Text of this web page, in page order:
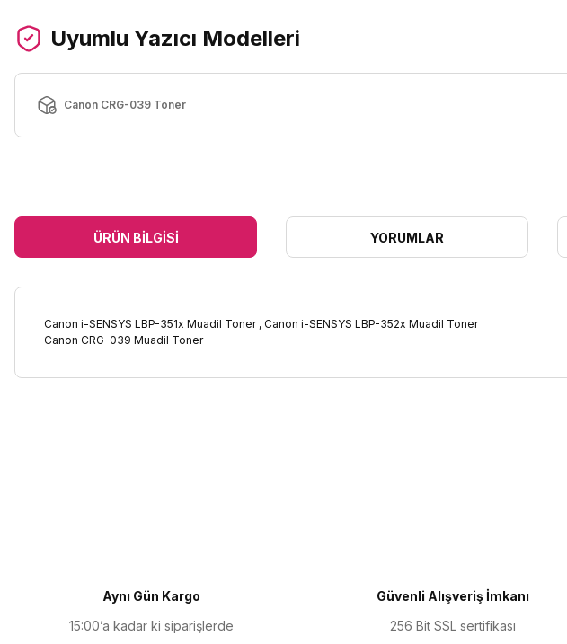
Uyumlu Yazıcı Modelleri
Canon CRG-039 Toner
ÜRÜN BILGISI YORUMLAR
Canon i-SENSYS LBP-351x Muadil Toner , Canon i-SENSYS LBP-352x Muadil Toner
Canon CRG-039 Muadil Toner
Bu ürüne benzer farklı alternatifler olmalı.
Aynı Gün Kargo
15:00’a kadar ki siparişlerde
Güvenli Alışveriş İmkanı
256 Bit SSL sertifikası